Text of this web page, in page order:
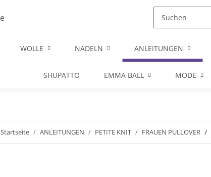
WOLLE NADELN ANLEITUNGEN
SHUPATTO EMMA BALL MODE
Startseite ANLEITUNGEN PETITE KNIT FRAUEN PULLOVER